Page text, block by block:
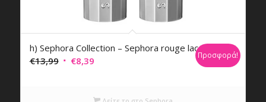
h) Sephora Collection – Sephora rouge lacquer
€13,99 Original
€8,39Η
Προσφορά!